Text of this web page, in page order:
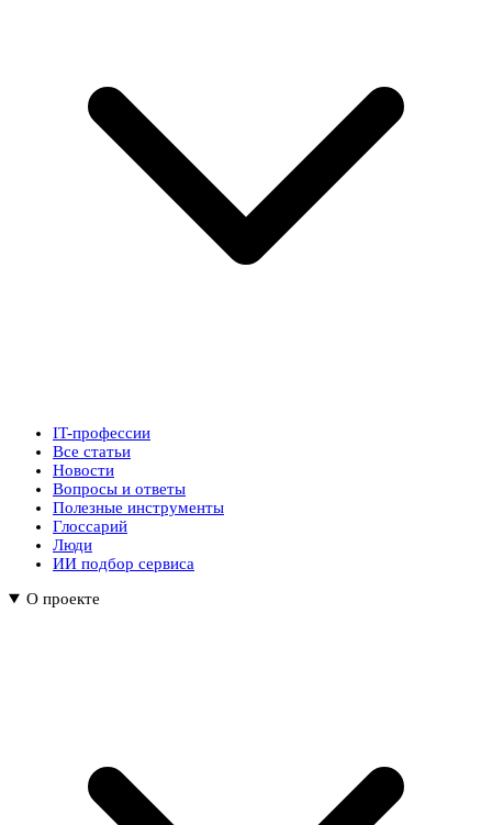
IT-профессии
Все статьи
Новости
Вопросы и ответы
Полезные инструменты
Глоссарий
Люди
ИИ подбор сервиса
О проекте